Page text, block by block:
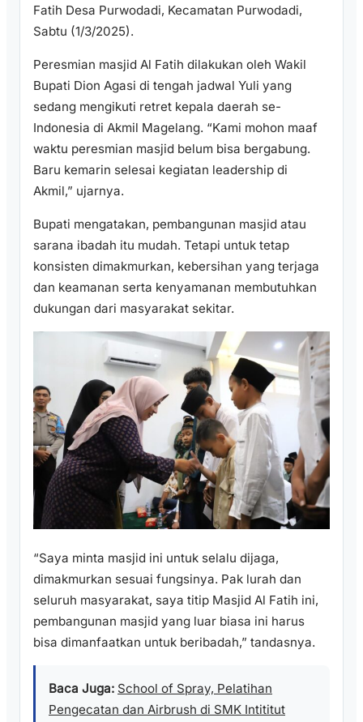
Fatih Desa Purwodadi, Kecamatan Purwodadi,
Sabtu (1/3/2025).
Peresmian masjid Al Fatih dilakukan oleh Wakil
Bupati Dion Agasi di tengah jadwal Yuli yang
sedang mengikuti retret kepala daerah se-
Indonesia di Akmil Magelang. “Kami mohon maaf
waktu peresmian masjid belum bisa bergabung.
Baru kemarin selesai kegiatan leadership di
Akmil,” ujarnya.
Bupati mengatakan, pembangunan masjid atau
sarana ibadah itu mudah. Tetapi untuk tetap
konsisten dimakmurkan, kebersihan yang terjaga
dan keamanan serta kenyamanan membutuhkan
dukungan dari masyarakat sekitar.
“Saya minta masjid ini untuk selalu dijaga,
dimakmurkan sesuai fungsinya. Pak lurah dan
seluruh masyarakat, saya titip Masjid Al Fatih ini,
pembangunan masjid yang luar biasa ini harus
bisa dimanfaatkan untuk beribadah,” tandasnya.
Baca Juga: School of Spray, Pelatihan
Pengecatan dan Airbrush di SMK Intititut